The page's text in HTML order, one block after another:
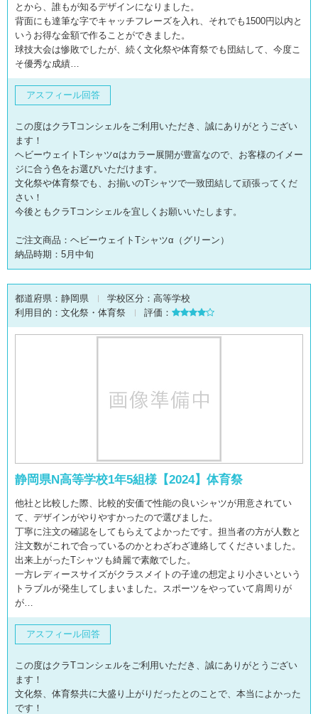
とから、誰もが知るデザインになりました。
背面にも達筆な字でキャッチフレーズを入れ、それでも1500円以内と
いうお得な金額で作ることができました。
球技大会は惨敗でしたが、続く文化祭や体育祭でも団結して、今度こ
そ優秀な成績…
アスフィール回答
この度はクラTコンシェルをご利用いただき、誠にありがとうござい
ます！
ヘビーウェイトTシャツαはカラー展開が豊富なので、お客様のイメー
ジに合う色をお選びいただけます。
文化祭や体育祭でも、お揃いのTシャツで一致団結して頑張ってくだ
さい！
今後ともクラTコンシェルを宜しくお願いいたします。
ご注文商品：ヘビーウェイトTシャツα（グリーン）
納品時期：5月中旬
都道府県： 静岡県 学校区分： 高等学校
利用目的： 文化祭・体育祭 評価：
静岡県N高等学校1年5組様【2024】体育祭
他社と比較した際、比較的安価で性能の良いシャツが用意されてい
て、デザインがやりやすかったので選びました。
丁寧に注文の確認をしてもらえてよかったです。担当者の方が人数と
注文数がこれで合っているのかとわざわざ連絡してくださいました。
出来上がったTシャツも綺麗で素敵でした。
一方レディースサイズがクラスメイトの子達の想定より小さいという
トラブルが発生してしまいました。スポーツをやっていて肩周りが
が…
アスフィール回答
この度はクラTコンシェルをご利用いただき、誠にありがとうござい
ます！
文化祭、体育祭共に大盛り上がりだったとのことで、本当によかった
です！